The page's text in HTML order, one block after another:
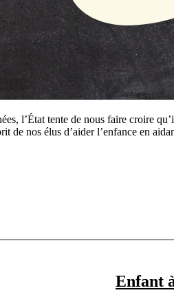
l’État tente de nous faire croire
de nos élus d’aider l’enfance en
Enfant